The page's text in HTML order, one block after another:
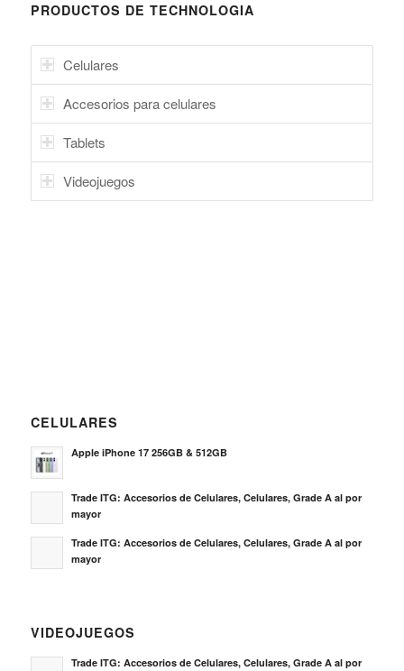
PRODUCTOS DE TECHNOLOGIA
Celulares
Accesorios para celulares
Tablets
Videojuegos
CELULARES
Apple iPhone 17 256GB & 512GB
Trade ITG: Accesorios de Celulares, Celulares, Grade A al por
mayor
Trade ITG: Accesorios de Celulares, Celulares, Grade A al por
mayor
VIDEOJUEGOS
Trade ITG: Accesorios de Celulares, Celulares, Grade A al por